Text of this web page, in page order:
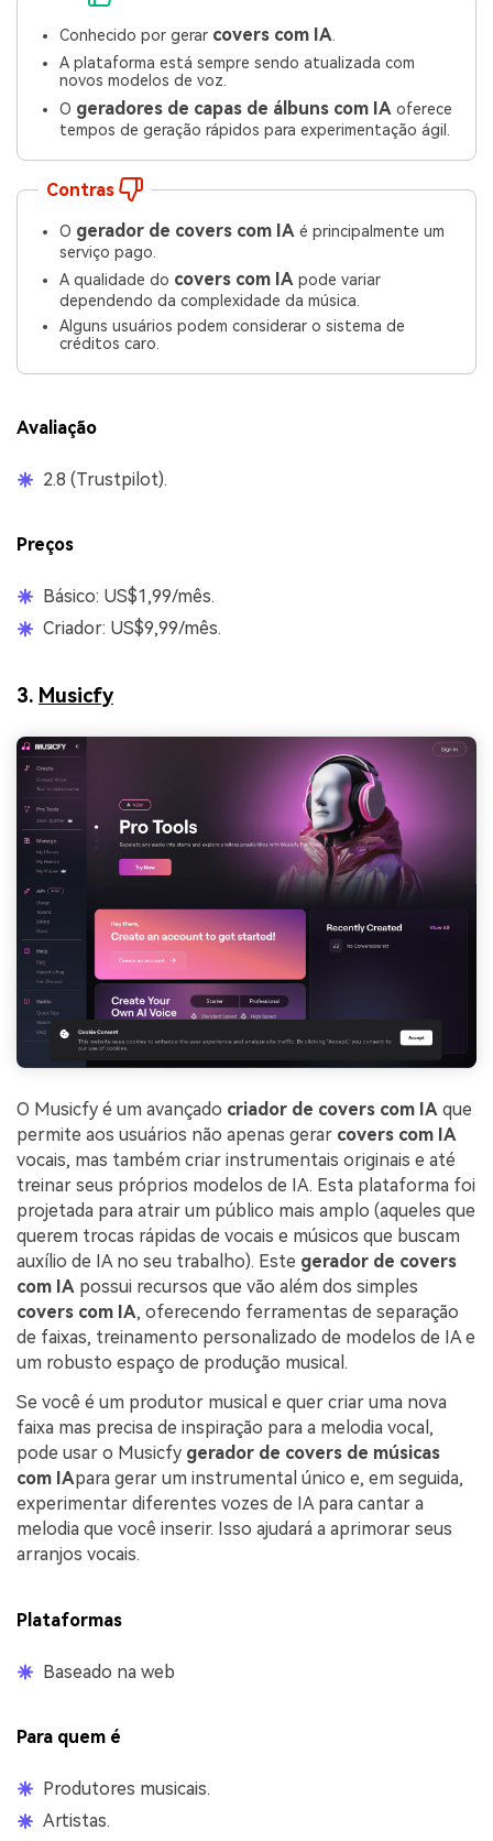
Conhecido por gerar covers com IA
A plataforma está sempre sendo atualizada com
novos modelos de voz.
O geradores de capas de álbuns com IA oferece
tempos de geração rápidos para experimentação ágil.
Contras
O gerador de covers com IA é principalmente um
serviço pago.
A qualidade do covers com IA pode variar
dependendo da complexidade da música.
Alguns usuários podem considerar o sistema de
créditos caro.
Avaliação
2.8 (Trustpilot).
Preços
Básico: US$1,99/mês.
Criador: US$9,99/mês.
3. Musicfy
O Musicfy é um avançado criador de covers com IA que
permite aos usuários não apenas gerar covers com IA
vocais, mas também criar instrumentais originais e até
treinar seus próprios modelos de IA. Esta plataforma foi
projetada para atrair um público mais amplo (aqueles que
querem trocas rápidas de vocais e músicos que buscam
auxílio de IA no seu trabalho). Este gerador de covers
com IA possui recursos que vão além dos simples
covers com IA, oferecendo ferramentas de separação
de faixas, treinamento personalizado de modelos de IA e
um robusto espaço de produção musical.
Se você é um produtor musical e quer criar uma nova
faixa mas precisa de inspiração para a melodia vocal,
pode usar o Musicfy gerador de covers de músicas
com IApara gerar um instrumental único e, em seguida,
experimentar diferentes vozes de IA para cantar a
melodia que você inserir. Isso ajudará a aprimorar seus
arranjos vocais.
Plataformas
Baseado na web
Para quem é
Produtores musicais.
Artistas.